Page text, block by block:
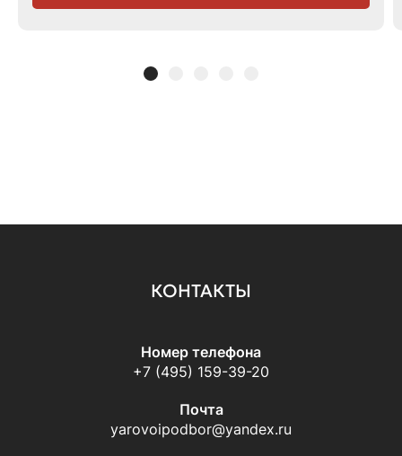
КОНТАКТЫ
Номер телефона
+7 (495) 159-39-20
Почта
yarovoipodbor@yandex.ru